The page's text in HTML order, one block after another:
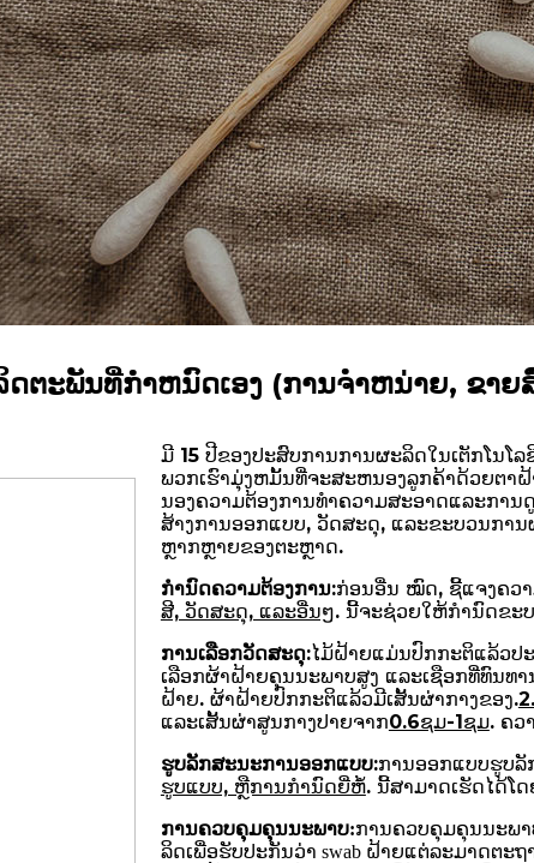
ຕະພັນທີ່ກໍາຫນົດເອງ (ການຈໍາຫນ່າຍ, ຂາຍ
ມີ 15 ປີຂອງປະສົບການການຜະລິດໃນເຕັກໂນ
ພວກເຮົາມຸ່ງຫມັ້ນທີ່ຈະສະຫນອງລູກຄ້າດ້ວຍຕາ
ນອງຄວາມຕ້ອງການທໍາຄວາມສະອາດແລະກາ
ສ້າງການອອກແບບ, ວັດສະດຸ, ແລະຂະບວນກາ
ຫຼາກຫຼາຍຂອງຕະຫຼາດ.
ກໍານົດຄວາມຕ້ອງການ:ກ່ອນອື່ນ ໝົດ, ຊີ້ແຈງຄວາ
ສີ, ວັດສະດຸ, ແລະອື່ນໆ. ນີ້ຈະຊ່ວຍໃຫ້ກໍານົດຂະ
ການເລືອກວັດສະດຸ:ໄມ້ຝ້າຍແມ່ນປົກກະຕິແລ້ວປ
ເລືອກຜ້າຝ້າຍຄຸນນະພາບສູງ ແລະເຊືອກທີ່ທົນທ
ຝ້າຍ. ຜ້າຝ້າຍປົກກະຕິແລ້ວມີເສັ້ນຜ່າກາງຂອງ.
ແລະເສັ້ນຜ່າສູນກາງປາຍຈາກ0.6ຊມ-1ຊມ. ຄວ
ຮູບ​ລັກ​ສະ​ນະ​ການ​ອອກ​ແບບ​:ການອອກແບບຮູບລັ
ຮູບແບບ, ຫຼືການກໍານົດຍີ່ຫໍ້. ນີ້ສາມາດເຮັດໄດ້ໂ
ການຄວບຄຸມຄຸນນະພາບ:ການ​ຄວບ​ຄຸມ​ຄຸນ​ນະ​ພ
ລິດ​ເພື່ອ​ຮັບ​ປະ​ກັນ​ວ່າ swab ຝ້າຍ​ແຕ່​ລະ​ມາດ​ຕະ​